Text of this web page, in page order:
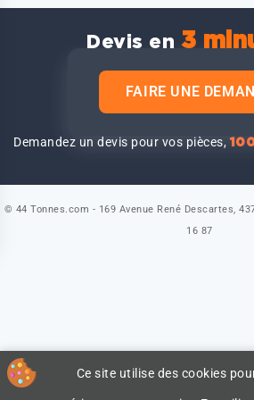
Devis en 3
FAIRE UNE
Demandez un devis pour vos pièces,
Ce site utilise des cookies
© 44 Tonnes.com - 169 Avenue René Descartes,
16 87